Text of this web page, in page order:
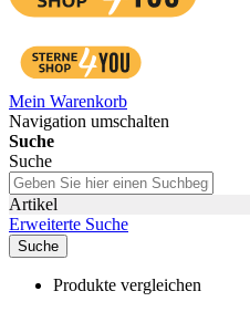
Mein Warenkorb
Navigation umschalten
Suche
Suche
Artikel
Erweiterte Suche
Suche
Produkte vergleichen